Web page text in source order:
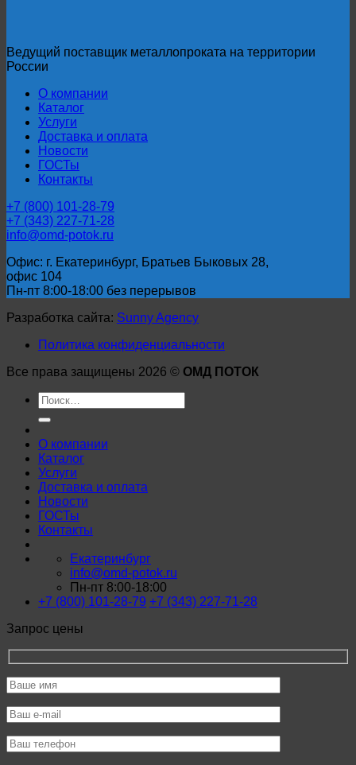
Ведущий поставщик металлопроката на территории
России
О компании
Каталог
Услуги
Доставка и оплата
Новости
ГОСТы
Контакты
+7 (800) 101-28-79
+7 (343) 227-71-28
info@omd-potok.ru
Офис: г. Екатеринбург, Братьев Быковых 28,
офис 104
Пн-пт 8:00-18:00 без перерывов
Разработка сайта: Sunny Agency
Политика конфиденциальности
Все права защищены 2026 © ОМД ПОТОК
Искать:
О компании
Каталог
Услуги
Доставка и оплата
Новости
ГОСТы
Контакты
Екатеринбург
info@omd-potok.ru
Пн-пт 8:00-18:00
+7 (800) 101-28-79 +7 (343) 227-71-28
Запрос цены